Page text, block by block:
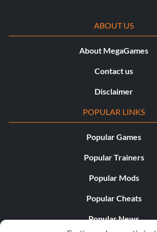
ABOUT US
About MegaGames
Contact us
Disclaimer
POPULAR LINKS
Popular Games
Popular Trainers
Popular Mods
Popular Cheats
Popular News